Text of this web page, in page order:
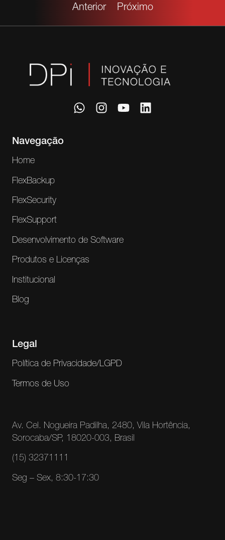
Anterior Próximo
Navegação
Home
FlexBackup
FlexSecurity
FlexSupport
Desenvolvimento de Software
Produtos e Licenças
Institucional
Blog
Legal
Política de Privacidade/LGPD
Termos de Uso
Av. Cel. Nogueira Padilha, 2480, Vila Hortência,
Sorocaba/SP, 18020-003, Brasil
(15) 32371111
Seg – Sex, 8:30-17:30